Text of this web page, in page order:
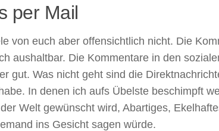
per Mail
von euch aber offensichtlich nicht. Die
aushaltbar. Die Kommentare in den
gut. Was nicht geht sind die
In denen ich aufs Übelste beschimpft
Welt gewünscht wird, Abartiges,
ins Gesicht sagen würde.